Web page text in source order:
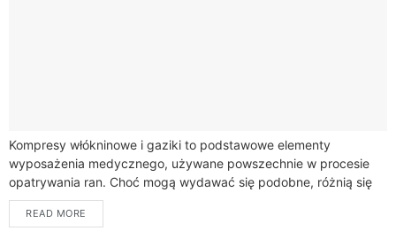
Kompresy włókninowe i gaziki to podstawowe elementy
wyposażenia medycznego, używane powszechnie w procesie
opatrywania ran. Choć mogą wydawać się podobne, różnią się
materiałem, sposobem użycia oraz specyficznymi
właściwościami. Zrozumienie tych...
READ MORE